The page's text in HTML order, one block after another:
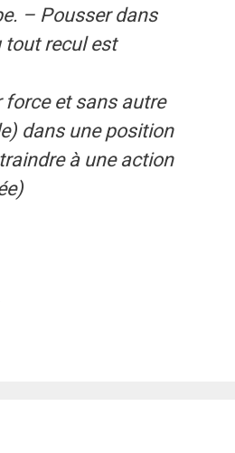
– Pousser dans
recul est
et sans autre
dans une position
à une action